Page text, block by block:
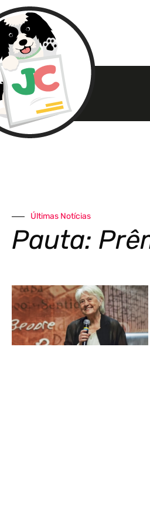
Últimas Notícias
Pauta: